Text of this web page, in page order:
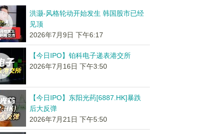
洪灏-风格轮动开始发生 韩国股市已经
见顶
2026年7月9日 下午6:17
【今日IPO】铂科电子递表港交所
2026年7月16日 下午3:50
【今日IPO】东阳光药[6887.HK]暴跌
后大反弹
2026年7月21日 下午5:50